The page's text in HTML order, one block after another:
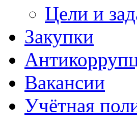
Цели и
Закупки
Вакансии
Учётная